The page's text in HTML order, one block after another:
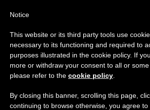
ETIQUETA
Posts Tagged
Aviso importante
Del 27 de julio al 7 de agosto
anual, aprovechando que en el
se generan menos informaciones y
Notice
This website or its third party tools use
necessary to its functioning and required to
purposes illustrated in the cookie policy. If
more or withdraw your consent to all or some
please refer to the cookie policy
By closing this banner, scrolling this page,
continuing to browse otherwise, you agree to